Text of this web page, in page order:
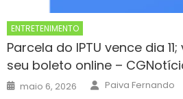
ENTRETENIMENTO
Parcela do IPTU vence dia
seu boleto online –
Posted
on
maio 6, 2026 Author
Paiva Fernando